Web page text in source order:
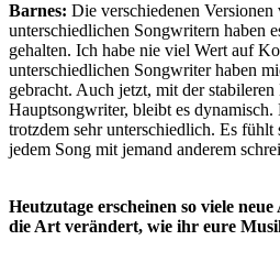
Barnes: Die verschiedenen
unterschiedlichen Songwritern haben
gehalten. Ich habe nie viel Wert auf
unterschiedlichen Songwriter haben
gebracht. Auch jetzt, mit der stabileren
Hauptsongwriter, bleibt es
trotzdem sehr unterschiedlich. Es
jedem Song mit jemand anderem
Heutzutage erscheinen so viele
die Art verändert, wie ihr eure